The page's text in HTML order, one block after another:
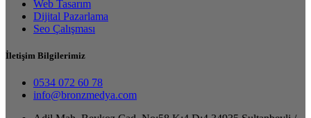
Web Tasarım
Dijital Pazarlama
Seo Çalışması
İletişim Bilgilerimiz
0534 072 60 78
info@bronzmedya.com